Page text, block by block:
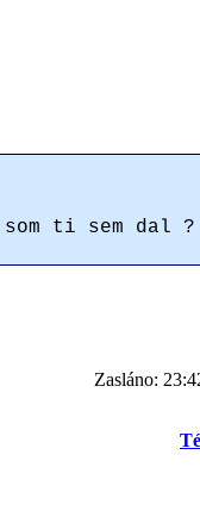
ti sem dal ?
Zasláno: